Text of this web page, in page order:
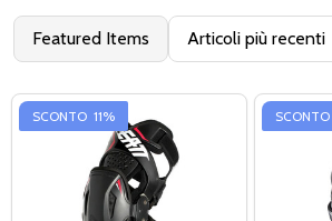
Featured Items Articoli più recenti
SCONTO 11% SCONTO